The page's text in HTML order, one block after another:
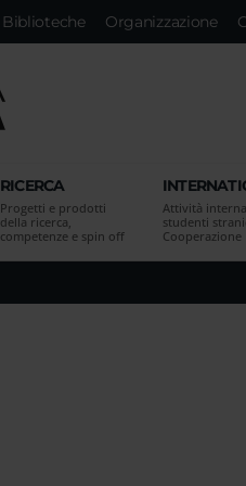
Biblioteche Organizzazione
RICERCA
Progetti e prodotti
della ricerca,
competenze e spin off
Attività
studenti
Cooperazione